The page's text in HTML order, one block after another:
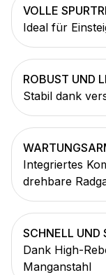
VOLLE
Ideal für
ROBUST UND
Stabil dank
Integriertes
drehbare
SCHNELL UND
Dank High-
Manganstahl